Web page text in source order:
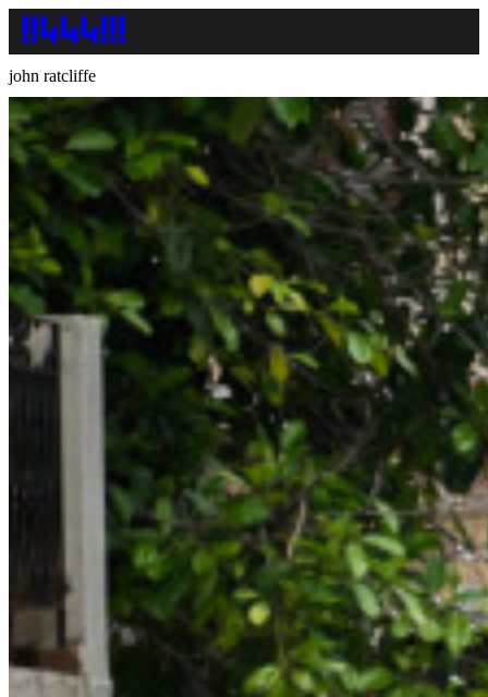
john ratcliffe